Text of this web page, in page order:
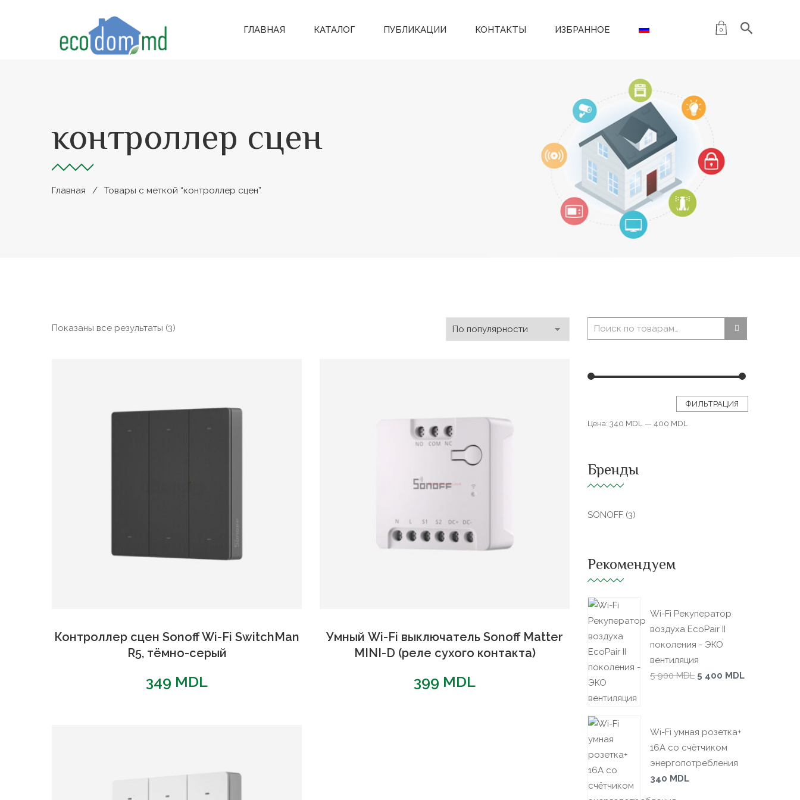
ГЛАВНАЯ КАТАЛОГ ПУБЛИКАЦИИ КОНТАКТЫ ИЗБРАННОЕ 0
контроллер сцен
Главная Товары с меткой “контроллер сцен”
Показаны все результаты (3)
Контроллер сцен Sonoff Wi-Fi SwitchMan
R5, тёмно-серый
349 MDL
Умный Wi-Fi выключатель Sonoff Matter
MINI-D (реле сухого контакта)
399 MDL
ФИЛЬТРАЦИЯ
Цена: 340 MDL — 400 MDL
Бренды
SONOFF (3)
Рекомендуем
Wi-Fi Рекуператор
воздуха EcoPair II
поколения - ЭКО
вентиляция
5 900MDL 5 400 MDL
Wi-Fi умная розетка+
16А со счётчиком
энергопотребления
340 MDL